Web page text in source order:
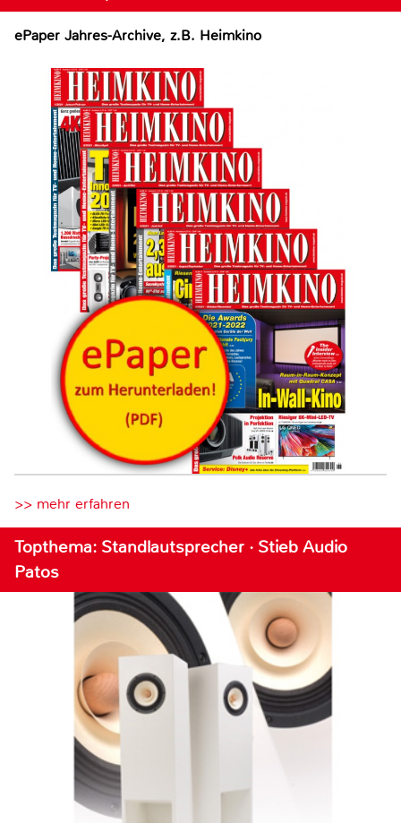
ePaper Jahres-Archive, z.B. Heimkino
>> mehr erfahren
Topthema: Standlautsprecher · Stieb Audio
Patos